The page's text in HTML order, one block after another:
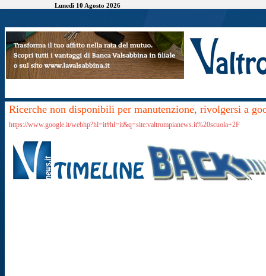
Lunedì 10 Agosto 2026
Ricerche non disponibili per manutenzione, rivolgersi a
https://www.google.it/webhp?hl=it#hl=it&q=site:valtrompianews.it%20scuola+2F